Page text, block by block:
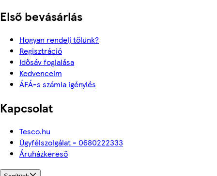
Első bevásárlás
Hogyan rendelj tőlünk?
Regisztráció
Idősáv foglalása
Kedvenceim
ÁFÁ-s számla igénylés
Kapcsolat
Tesco.hu
Ügyfélszolgálat - 0680222333
Áruházkereső